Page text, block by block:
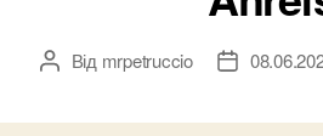
Автор
Від mrpetruccio
Дата